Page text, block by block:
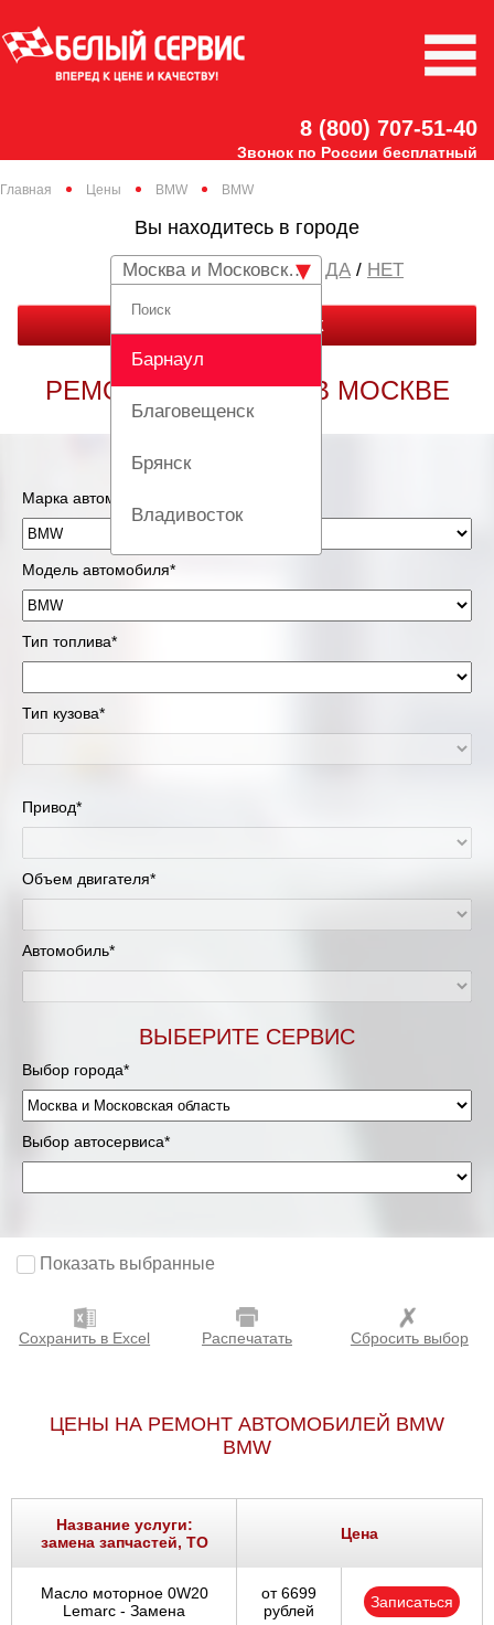
8 (800) 707-51-40
Звонок по России бесплатный
Главная Цены BMW BMW
Вы находитесь в городе
Москва и Московская область
Барнаул
Благовещенск
Брянск
Владивосток
Вологда
Екатеринбург
Красноярск
Липецк
Москва и Московская область
Мурманск
Нижневартовск
Нижний Новгород
Новосибирск
Оренбург
Петрозаводск
Ростов-на-Дону
Самара
Санкт-Петербург
/ НЕТ
ЗАКАЗАТЬ ЗВОНОК
РЕМОНТ BMW BMW В МОСКВЕ
Марка автомобиля*
Модель автомобиля*
Тип топлива*
Тип кузова*
Привод*
Объем двигателя*
Автомобиль*
ВЫБЕРИТЕ СЕРВИС
Выбор города*
Выбор автосервиса*
Показать выбранные
Сохранить в Excel Распечатать Сбросить выбор
ЦЕНЫ НА РЕМОНТ АВТОМОБИЛЕЙ BMW
BMW
Название услуги:
замена запчастей, ТО
Цена
Масло моторное 0W20
Lemarc - Замена
от 6699
рублей
Записаться